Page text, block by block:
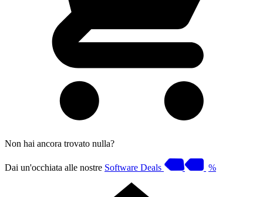
Non hai ancora trovato nulla?
Dai un'occhiata alle nostre Software Deals %